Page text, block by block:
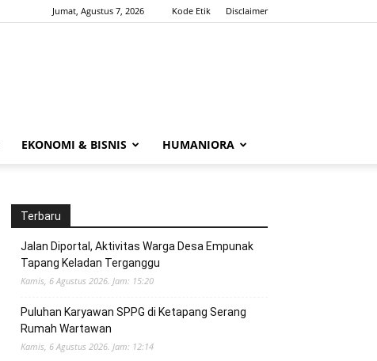
Jumat, Agustus 7, 2026 Kode Etik Disclaimer
EKONOMI & BISNIS HUMANIORA
Terbaru
Jalan Diportal, Aktivitas Warga Desa Empunak
Tapang Keladan Terganggu
Kamis, 6 Agustus 2026. Jam: 15:20
Puluhan Karyawan SPPG di Ketapang Serang
Rumah Wartawan
Kamis, 6 Agustus 2026. Jam: 12:14